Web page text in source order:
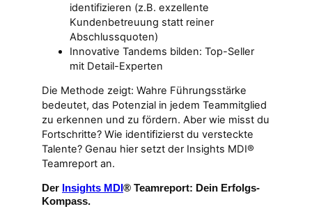
identifizieren (z.B. exzellente
Kundenbetreuung statt reiner
Abschlussquoten)
Innovative Tandems bilden: Top-Seller
mit Detail-Experten
Die Methode zeigt: Wahre Führungsstärke
bedeutet, das Potenzial in jedem Teammitglied
zu erkennen und zu fördern. Aber wie misst du
Fortschritte? Wie identifizierst du versteckte
Talente? Genau hier setzt der Insights MDI®
Teamreport an.
Der Insights MDI ® Teamreport: Dein Erfolgs-
Kompass.